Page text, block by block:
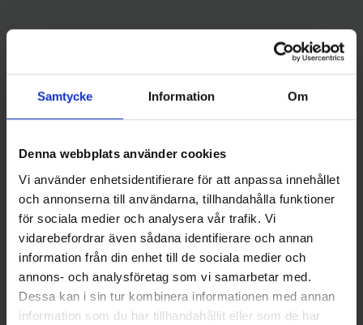
Samtycke Information Om
Denna webbplats använder cookies
Vi använder enhetsidentifierare för att anpassa innehållet
och annonserna till användarna, tillhandahålla funktioner
för sociala medier och analysera vår trafik. Vi
vidarebefordrar även sådana identifierare och annan
information från din enhet till de sociala medier och
annons- och analysföretag som vi samarbetar med.
Dessa kan i sin tur kombinera informationen med annan
information som du har tillhandahållit eller som de har
Andra gillade även
Kanalgratis
M-WAR Jiggskallar 4/0 (BKK)
Mieko Predator
Mieko Stinger Havsfiske 15 cm
med spikes (2-pack)